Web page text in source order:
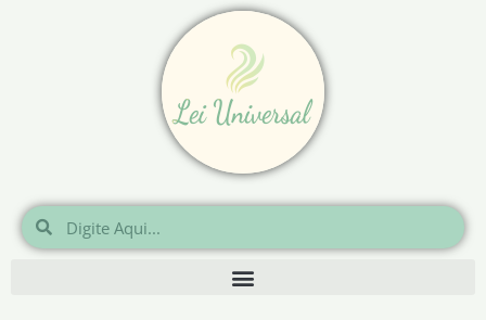
Pesquisar
Pesquisar